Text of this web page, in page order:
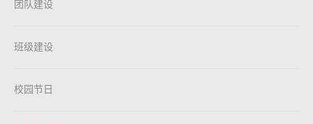
团队建设
班级建设
校园节日